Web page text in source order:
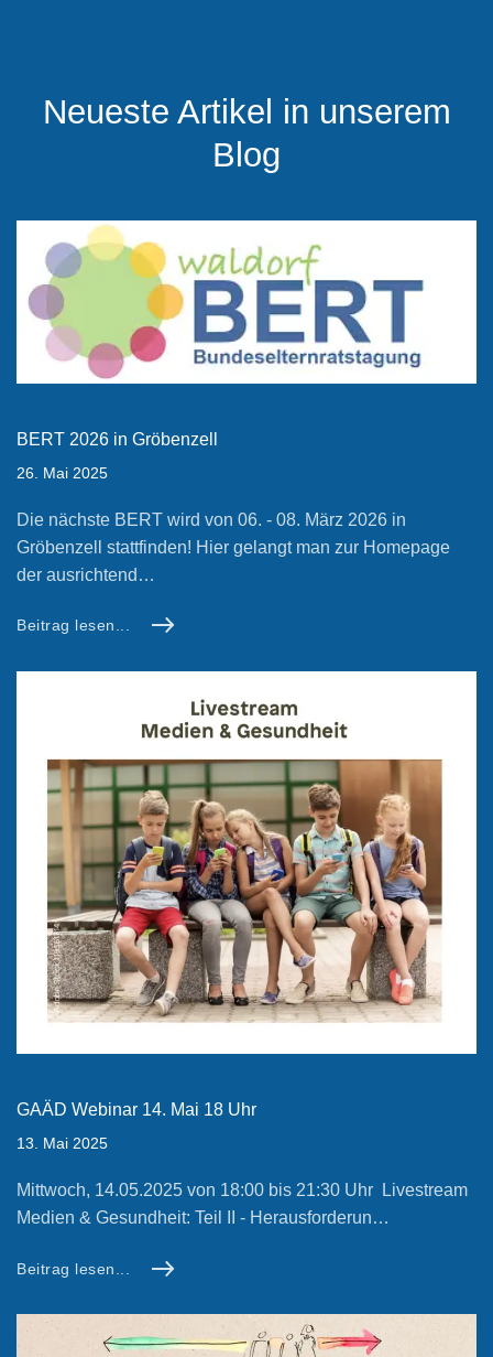
Neueste Artikel in unserem
Blog
BERT 2026 in Gröbenzell
26. Mai 2025
Die nächste BERT wird von 06. - 08. März 2026 in
Gröbenzell stattfinden! Hier gelangt man zur Homepage
der ausrichtend…
Beitrag lesen...
GAÄD Webinar 14. Mai 18 Uhr
13. Mai 2025
Mittwoch, 14.05.2025 von 18:00 bis 21:30 Uhr Livestream
Medien & Gesundheit: Teil II - Herausforderun…
Beitrag lesen...